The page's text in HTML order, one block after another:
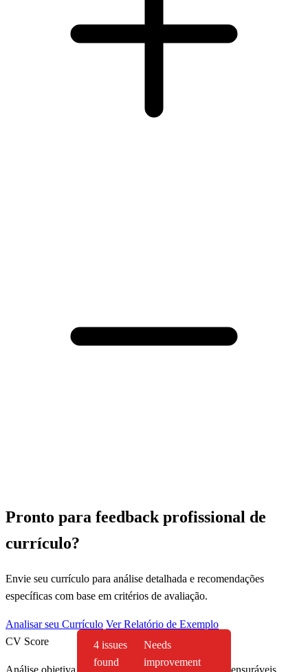
4 issues
found
Needs
improvement
Pronto para feedback profissional de
currículo?
Envie seu currículo para análise detalhada e recomendações
específicas com base em critérios de avaliação.
Analisar seu Currículo Ver Relatório de Exemplo
CV Score